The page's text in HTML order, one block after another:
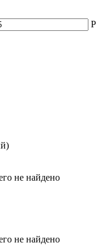
Р
не найдено
не найдено